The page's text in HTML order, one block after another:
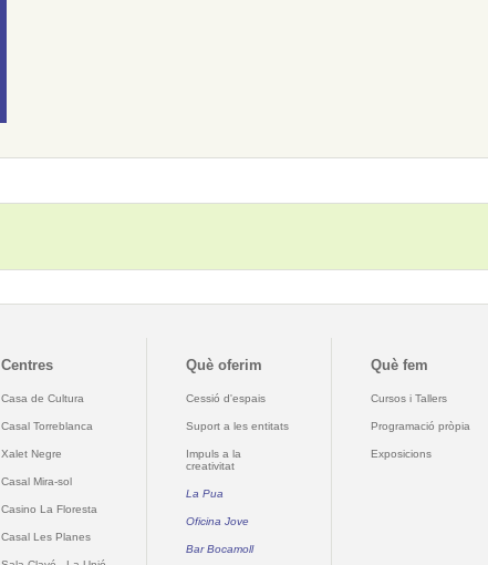
Centres
Casa de Cultura
Casal Torreblanca
Xalet Negre
Casal Mira-sol
Casino La Floresta
Casal Les Planes
Què oferim
Cessió d'espais
Suport a les entitats
Impuls a la
creativitat
La Pua
Oficina Jove
Bar Bocamoll
Què fem
Cursos i Tallers
Programació pròpia
Exposicions